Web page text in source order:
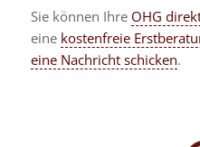
Sie können Ihre OHG
eine kostenfreie
eine Nachricht schicken.